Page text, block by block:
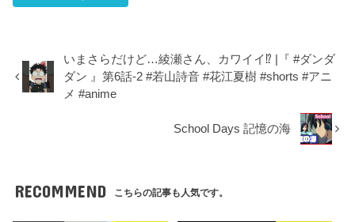
いまさらだけど…綾瀬さん、カワイイ⁉ |『 #ダンダ
ダン 』第6話-2 #若山詩音 #花江夏樹 #shorts #アニ
メ #anime
School Days 記憶の海
RECOMMEND こちらの記事も人気です。